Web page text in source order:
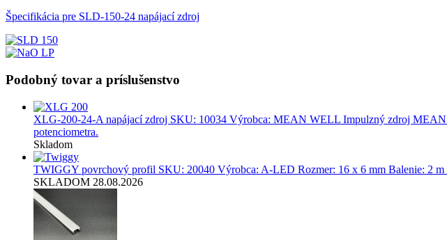
Špecifikácia pre SLD-150-24 napájací zdroj
Podobný tovar a príslušenstvo
XLG-200-24-A napájací zdroj SKU: 10034 Výrobca: MEAN WELL Impulzný zdroj MEAN
potenciometra.
Skladom
TWIGGY povrchový profil SKU: 20040 Výrobca: A-LED Rozmer: 16 x 6 mm Balenie: 2
SKLADOM 28.08.2026